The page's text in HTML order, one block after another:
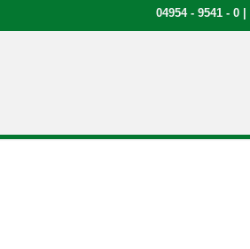
04954 - 9541 - 0